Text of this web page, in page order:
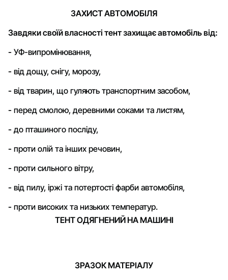
ЗАХИСТ АВТОМОБІЛЯ
Завдяки своїй власності тент захищає автомобіль від:
- УФ-випромінювання,
- від дощу, снігу, морозу,
- від тварин, що гуляють транспортним засобом,
- перед смолою, деревними соками та листям,
- до пташиного посліду,
- проти олій та інших речовин,
- проти сильного вітру,
- від пилу, іржі та потертості фарби автомобіля,
- проти високих та низьких температур.
ТЕНТ ОДЯГНЕНИЙ НА МАШИНІ
ЗРАЗОК МАТЕРІАЛУ